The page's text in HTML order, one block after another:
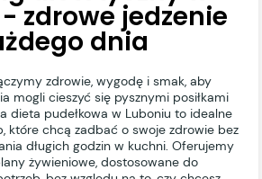
zdrowe jedzenie
dnia
zdrowie, wygodę i smak, aby
mogli cieszyć się pysznymi posiłkami
dieta pudełkowa w Luboniu to idealne
które chcą zadbać o swoje zdrowie bez
długich godzin w kuchni. Oferujemy
żywieniowe, dostosowane do